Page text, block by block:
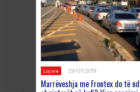
Lajme 29/01/2019
Marrëveshja me Frontex do të